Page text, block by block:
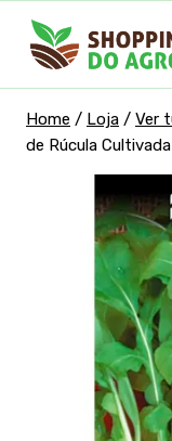
para
Home / Loja / Ver
de Rúcula